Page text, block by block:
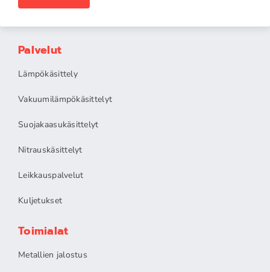
Palvelut
Lämpökäsittely
Vakuumilämpökäsittelyt
Suojakaasukäsittelyt
Nitrauskäsittelyt
Leikkauspalvelut
Kuljetukset
Toimialat
Metallien jalostus